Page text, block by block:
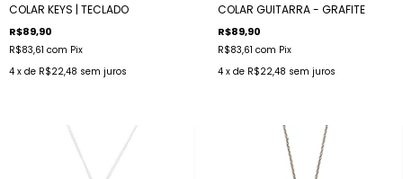
COLAR KEYS | TECLADO
R$89,90
R$83,61 com Pix
4 x de R$22,48 sem juros
COLAR GUITARRA - GRAFITE
R$89,90
R$83,61 com Pix
4 x de R$22,48 sem juros